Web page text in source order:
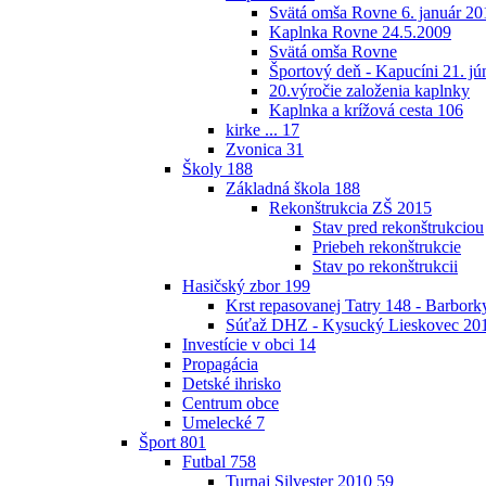
Svätá omša Rovne 6. január
Kaplnka Rovne 24.5.2009
Svätá omša Rovne
Športový deň - Kapucíni 21.
20.výročie založenia kaplnky
Kaplnka a krížová cesta 106
kirke ... 17
Zvonica 31
Školy 188
Základná škola 188
Rekonštrukcia ZŠ 2015
Stav pred rekonštrukciou
Priebeh rekonštrukcie
Stav po rekonštrukcii
Hasičský zbor 199
Krst repasovanej Tatry 148 -
Súťaž DHZ - Kysucký Lieskovec
Investície v obci 14
Propagácia
Detské ihrisko
Centrum obce
Umelecké 7
Šport 801
Futbal 758
Turnaj Silvester 2010 59